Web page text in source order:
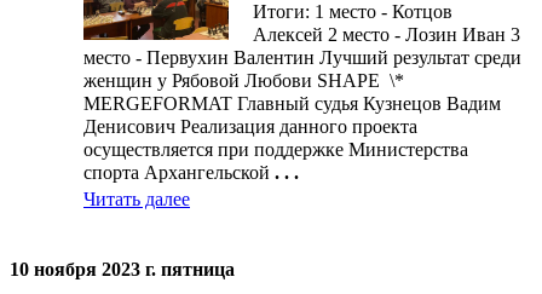
Итоги: 1 место - Котцов
Алексей 2 место - Лозин Иван 3
место - Первухин Валентин Лучший результат среди
женщин у Рябовой Любови SHAPE \*
MERGEFORMAT Главный судья Кузнецов Вадим
Денисович Реализация данного проекта
осуществляется при поддержке Министерства
спорта Архангельской . . .
Читать далее
10 ноября 2023 г. пятница